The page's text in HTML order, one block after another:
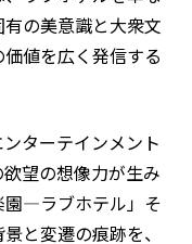
の美意識と大衆文
値を広く発信する
ターテインメント
望の想像力が生み
園―ラブホテル」そ
と変遷の痕跡を、